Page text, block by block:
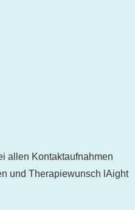
allen Kontaktaufnahmen
und Therapiewunsch lAight